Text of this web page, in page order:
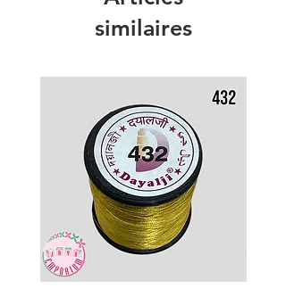
similaires